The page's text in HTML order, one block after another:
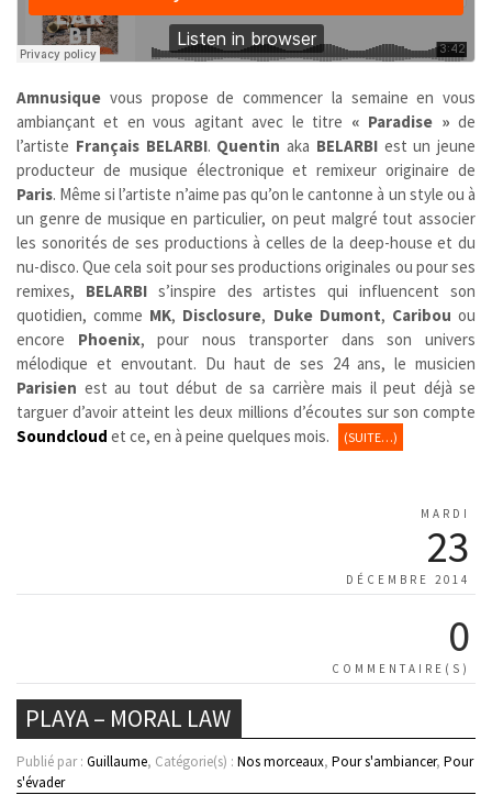
Amnusique vous propose de commencer la semaine en vous
ambiançant et en vous agitant avec le titre « Paradise » de
l’artiste Français BELARBI. Quentin aka BELARBIest un jeune
producteur de musique électronique et remixeur originaire de
Paris. Même si l’artiste n’aime pas qu’on le cantonne à un style ou à
un genre de musique en particulier, on peut malgré tout associer
les sonorités de ses productions à celles de la deep-house et du
nu-disco. Que cela soit pour ses productions originales ou pour ses
remixes, BELARBIs’inspire des artistes qui influencent son
quotidien, comme MK, Disclosure, Duke Dumont, Caribou ou
encore Phoenix, pour nous transporter dans son univers
mélodique et envoutant. Du haut de ses 24 ans, le musicien
Parisien est au tout début de sa carrière mais il peut déjà se
targuer d’avoir atteint les deux millions d’écoutes sur son compte
Soundcloud et ce, en à peine quelques mois. (SUITE…)
MARDI
23
DÉCEMBRE 2014
0
COMMENTAIRE(S)
PLAYA – MORAL LAW
Publié par : Guillaume, Catégorie(s) : Nos morceaux, Pour s'ambiancer, Pour
s'évader